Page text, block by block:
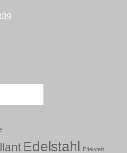
Edelstahl Edelstein